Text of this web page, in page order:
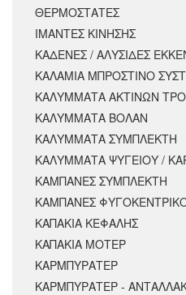
ΘΕΡΜΟΣΤΑΤΕΣ
ΙΜΑΝΤΕΣ ΚΙΝΗΣΗΣ
ΚΑΔΕΝΕΣ / ΑΛΥΣΙΔΕΣ
ΚΑΛΑΜΙΑ ΜΠΡΟΣΤΙΝΟ
ΚΑΛΥΜΜΑΤΑ ΑΚΤΙΝΩΝ
ΚΑΛΥΜΜΑΤΑ ΒΟΛΑΝ
ΚΑΛΥΜΜΑΤΑ ΣΥΜΠΛΕΚΤΗ
ΚΑΛΥΜΜΑΤΑ ΨΥΓΕΙΟΥ /
ΚΑΜΠΑΝΕΣ ΣΥΜΠΛΕΚΤΗ
ΚΑΜΠΑΝΕΣ
ΚΑΠΑΚΙΑ ΚΕΦΑΛΗΣ
ΚΑΠΑΚΙΑ ΜΟΤΕΡ
ΚΑΡΜΠΥΡΑΤΕΡ
ΚΑΡΜΠΥΡΑΤΕΡ -